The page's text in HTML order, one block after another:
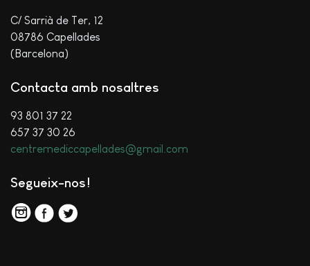
C/ Sarrià de Ter, 12
08786 Capellades
(Barcelona)
Contacta amb nosaltres
93 801 37 22
657 37 30 26
centremediccapellades@gmail.com
Segueix-nos!